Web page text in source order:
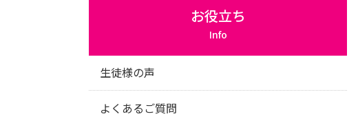
お役立ち
Info
生徒様の声
よくあるご質問